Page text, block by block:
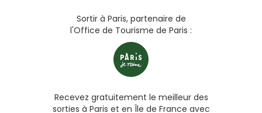
Sortir à Paris, partenaire de
l'Office de Tourisme de Paris :
Recevez gratuitement le meilleur des
sorties à Paris et en Île de France avec